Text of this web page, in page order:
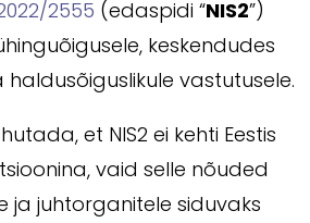
2555 (edaspidi “NIS2”)
keskendudes
haldusõiguslikule vastutusele.
et NIS2 ei kehti Eestis
vaid selle nõuded
juhtorganitele siduvaks